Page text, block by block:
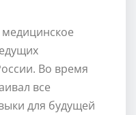
Во время
все
для будущей